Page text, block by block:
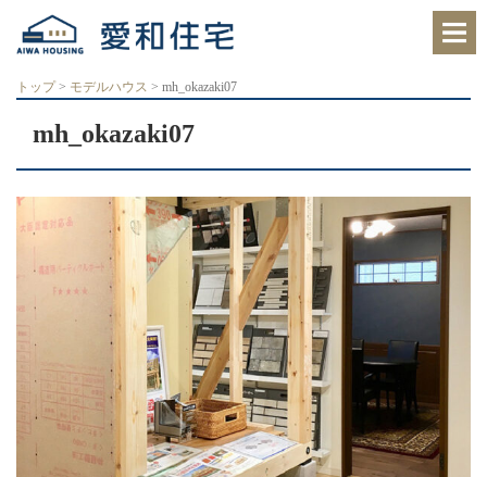
知
県
尾
市
住
宅
ク
レ
ホ
ー
トップ> モデルハウス > mh_okazaki07
mh_okazaki07